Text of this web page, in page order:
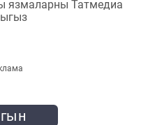
язмаларны Татмедиа